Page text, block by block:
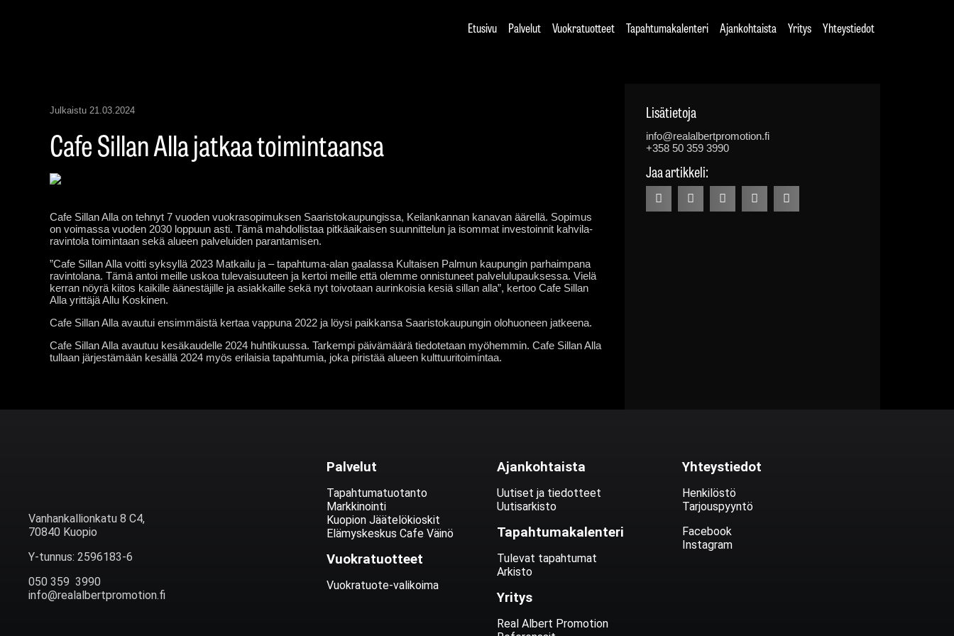
Etusivu Palvelut Vuokratuotteet Tapahtumakalenteri Ajankohtaista Yritys Yhteystiedot
Julkaistu 21.03.2024
Cafe Sillan Alla jatkaa toimintaansa
Cafe Sillan Alla on tehnyt 7 vuoden vuokrasopimuksen Saaristokaupungissa, Keilankannan kanavan äärellä. Sopimus
on voimassa vuoden 2030 loppuun asti. Tämä mahdollistaa pitkäaikaisen suunnittelun ja isommat investoinnit kahvila-
ravintola toimintaan sekä alueen palveluiden parantamisen.
”Cafe Sillan Alla voitti syksyllä 2023 Matkailu ja – tapahtuma-alan gaalassa Kultaisen Palmun kaupungin parhaimpana
ravintolana. Tämä antoi meille uskoa tulevaisuuteen ja kertoi meille että olemme onnistuneet palvelulupauksessa. Vielä
kerran nöyrä kiitos kaikille äänestäjille ja asiakkaille sekä nyt toivotaan aurinkoisia kesiä sillan alla”, kertoo Cafe Sillan
Alla yrittäjä Allu Koskinen.
Cafe Sillan Alla avautui ensimmäistä kertaa vappuna 2022 ja löysi paikkansa Saaristokaupungin olohuoneen jatkeena.
Cafe Sillan Alla avautuu kesäkaudelle 2024 huhtikuussa. Tarkempi päivämäärä tiedotetaan myöhemmin. Cafe Sillan Alla
tullaan järjestämään kesällä 2024 myös erilaisia tapahtumia, joka piristää alueen kulttuuritoimintaa.
Lisätietoja
info@realalbertpromotion.fi
+358 50 359 3990
Jaa artikkeli:
Vanhankallionkatu 8 C4,
70840 Kuopio
Y-tunnus: 2596183-6
050 359 3990
info@realalbertpromotion.fi
Palvelut
Tapahtumatuotanto
Markkinointi
Kuopion Jäätelökioskit
Elämyskeskus Cafe Väinö
Vuokratuotteet
Vuokratuote-valikoima
Ajankohtaista
Uutiset ja tiedotteet
Uutisarkisto
Tapahtumakalenteri
Tulevat tapahtumat
Arkisto
Yritys
Real Albert Promotion
Yhteystiedot
Henkilöstö
Tarjouspyyntö
Facebook
Instagram